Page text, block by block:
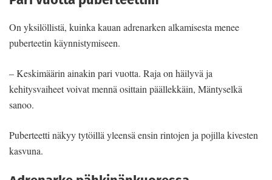
On yksilöllistä, kuinka kauan adrenarken alkamisesta menee
puberteetin käynnistymiseen.
– Keskimäärin ainakin pari vuotta. Raja on häilyvä ja
kehitysvaiheet voivat mennä osittain päällekkäin, Mäntyselkä
sanoo.
Puberteetti näkyy tytöillä yleensä ensin rintojen ja pojilla kivesten
kasvuna.